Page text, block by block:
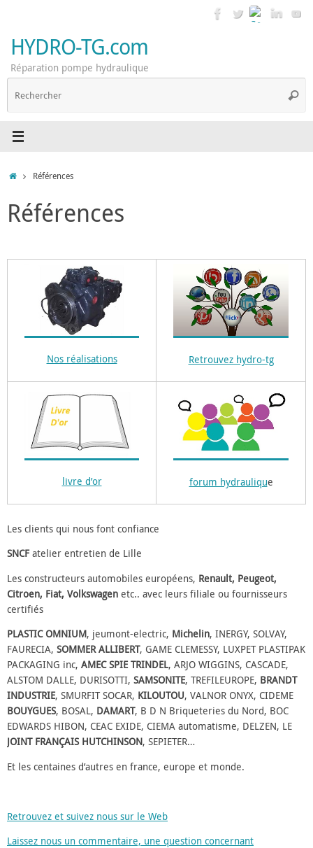
contenu
HYDRO-TG.com
Réparation pompe hydraulique
AccueilRéférences
Références
Nos réalisations Retrouvez hydro-tg
livre d’or forum hydraulique
Les clients qui nous font confiance
SNCF atelier entretien de Lille
Les constructeurs automobiles européens, Renault, Peugeot,
Citroen, Fiat, Volkswagen etc.. avec leurs filiale ou fournisseurs
certifiés
PLASTIC OMNIUM, jeumont-electric, Michelin, INERGY, SOLVAY,
FAURECIA, SOMMER ALLIBERT, GAME CLEMESSY, LUXPET PLASTIPAK
PACKAGING inc, AMEC SPIE TRINDEL, ARJO WIGGINS, CASCADE,
ALSTOM DALLE, DURISOTTI, SAMSONITE, TREFILEUROPE, BRANDT
INDUSTRIE, SMURFIT SOCAR, KILOUTOU, VALNOR ONYX, CIDEME
BOUYGUES, BOSAL, DAMART, B D N Briqueteries du Nord, BOC
EDWARDS HIBON, CEAC EXIDE, CIEMA automatisme, DELZEN, LE
JOINT FRANÇAIS HUTCHINSON, SEPIETER…
Et les centaines d’autres en france, europe et monde.
Retrouvez et suivez nous sur le Web
Laissez nous un commentaire, une question concernant